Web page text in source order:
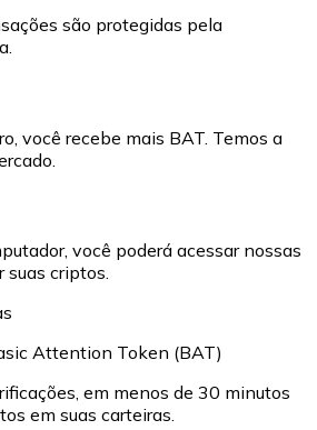
são protegidas pela
você recebe mais BAT. Temos a
você poderá acessar nossas
criptos.
Attention Token (BAT)
em menos de 30 minutos
em suas carteiras.